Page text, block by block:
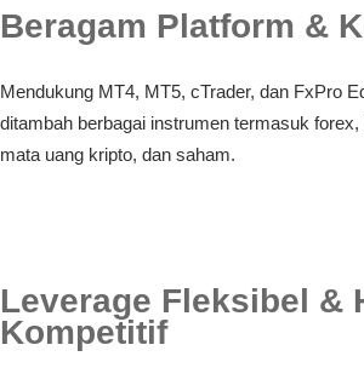
Beragam Platform &
Mendukung MT4, MT5, cTrader, dan FxPro
ditambah berbagai instrumen termasuk
mata uang kripto, dan saham.
Leverage Fleksibel &
Kompetitif